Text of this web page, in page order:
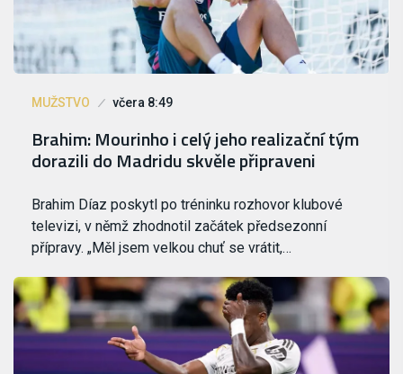
MUŽSTVO včera 8:49
Brahim: Mourinho i celý jeho realizační tým
dorazili do Madridu skvěle připraveni
Brahim Díaz poskytl po tréninku rozhovor klubové
televizi, v němž zhodnotil začátek předsezonní
přípravy. „Měl jsem velkou chuť se vrátit,…